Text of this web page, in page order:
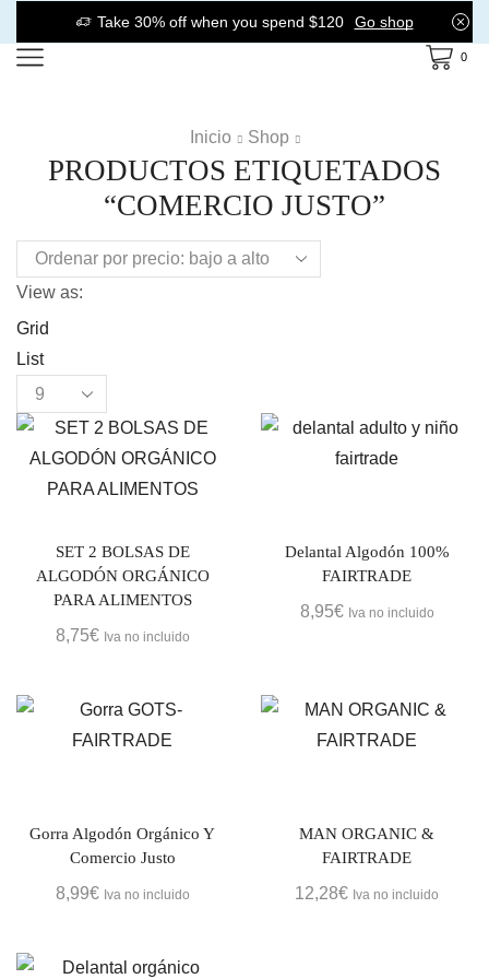
Take 30% off when you spend $120 Go shop
0
Inicio Shop
PRODUCTOS ETIQUETADOS
“COMERCIO JUSTO”
View as:
Grid
List
Products
per
page
SET 2 BOLSAS DE
ALGODÓN ORGÁNICO
PARA ALIMENTOS
8,75€ Iva no incluido
Delantal Algodón 100%
FAIRTRADE
8,95€ Iva no incluido
Gorra Algodón Orgánico Y
Comercio Justo
8,99€ Iva no incluido
MAN ORGANIC &
FAIRTRADE
12,28€ Iva no incluido